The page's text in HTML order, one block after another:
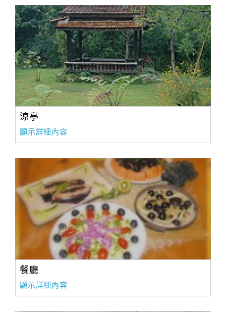
涼亭
顯示詳細內容
餐廳
顯示詳細內容